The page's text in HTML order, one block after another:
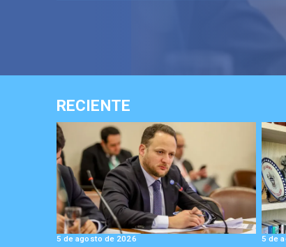
RECIENTE
5 de agosto de 2026 5 de